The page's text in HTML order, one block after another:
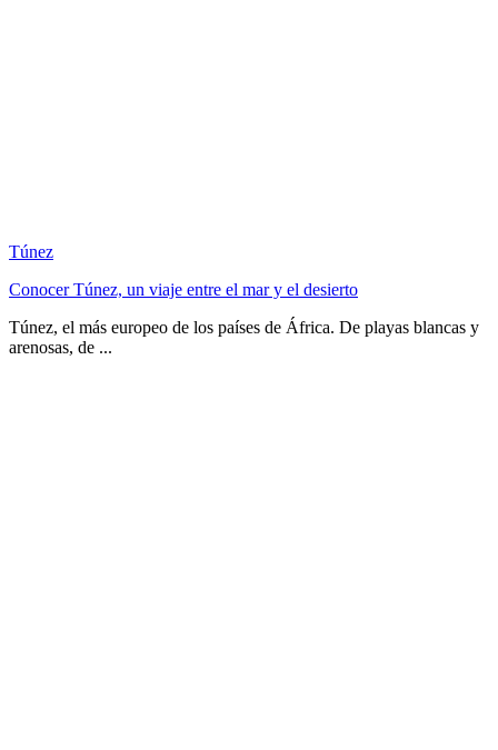
Túnez
Conocer Túnez, un viaje entre el mar y el desierto
Túnez, el más europeo de los países de África. De playas blancas y
arenosas, de ...